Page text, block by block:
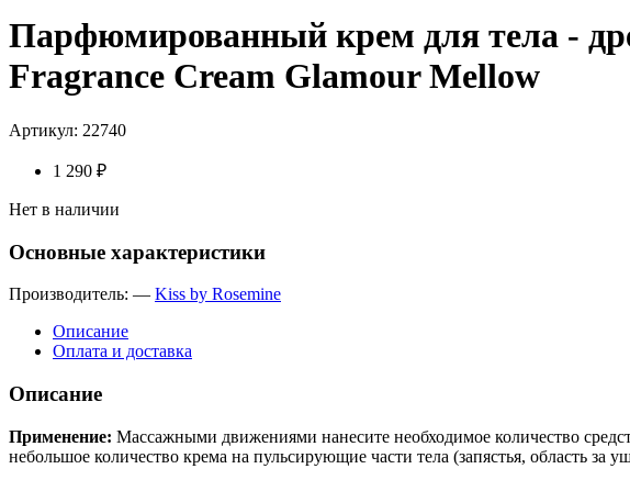
Парфюмированный крем для тела -
Fragrance Cream Glamour Mellow
Артикул: ​22740
1 290 ₽
Нет в наличии
Основные характеристики
Производитель: — Kiss by Rosemine
Описание
Оплата и доставка
Описание
Применение: Массажными движениями нанесите необходимое количество
небольшое количество крема на пульсирующие части тела (запястья, область